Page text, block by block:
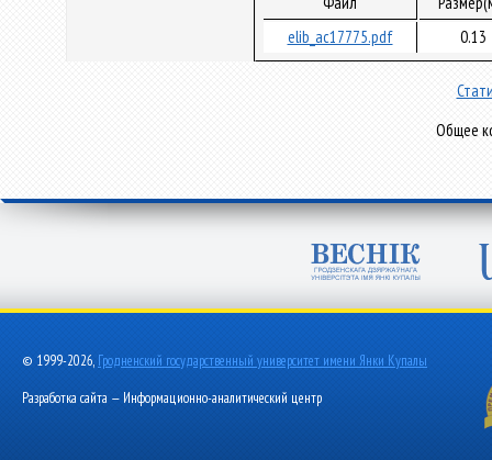
elib_ac17775.pdf
0.13
Общее
© 1999-2026, Гродненский государственный университет имени Янки Купалы
Разработка сайта — Информационно-аналитический центр